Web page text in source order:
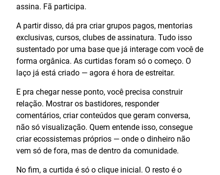
assina. Fã participa.
A partir disso, dá pra criar grupos pagos, mentorias
exclusivas, cursos, clubes de assinatura. Tudo isso
sustentado por uma base que já interage com você de
forma orgânica. As curtidas foram só o começo. O
laço já está criado — agora é hora de estreitar.
E pra chegar nesse ponto, você precisa construir
relação. Mostrar os bastidores, responder
comentários, criar conteúdos que geram conversa,
não só visualização. Quem entende isso, consegue
criar ecossistemas próprios — onde o dinheiro não
vem só de fora, mas de dentro da comunidade.
No fim, a curtida é só o clique inicial. O resto é o